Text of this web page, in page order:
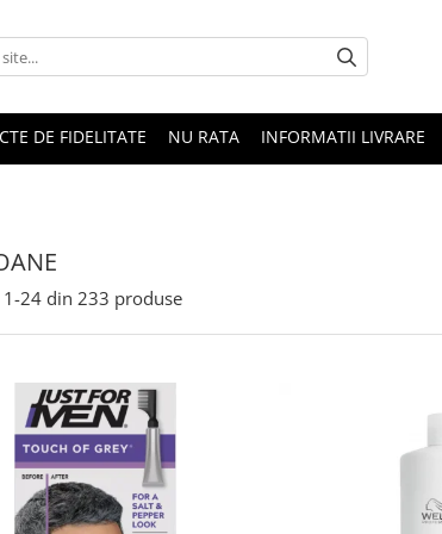
DE FIDELITATE NU RATA INFORMATII LIVRARE
1-24 din 233 produse